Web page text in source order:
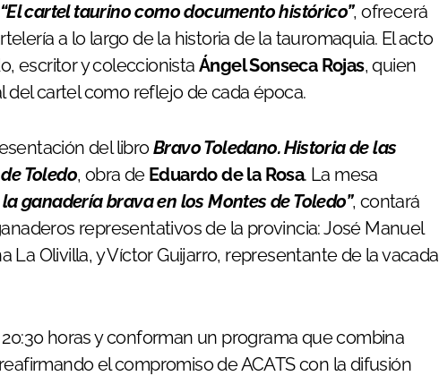
“El cartel taurino como documento histórico”, ofrecerá
a lo largo de la historia de la tauromaquia. El acto
escritor y coleccionista Ángel Sonseca Rojas, quien
del cartel como reflejo de cada época.
del libroBravo Toledano. Historia de las
Toledo, obra de Eduardo de la Rosa. La mesa
ganadería brava en los Montes de Toledo”, contará
representativos de la provincia: José Manuel
La Olivilla, y Víctor Guijarro, representante de la vacada
horas y conforman un programa que combina
el compromiso de ACATS con la difusión